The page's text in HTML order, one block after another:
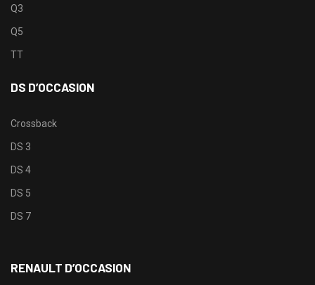
Q3
Q5
TT
DS D’OCCASION
Crossback
DS 3
DS 4
DS 5
DS 7
RENAULT D’OCCASION